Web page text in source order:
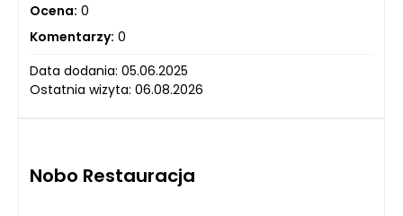
Ocena: 0
Komentarzy: 0
Data dodania: 05.06.2025
Ostatnia wizyta: 06.08.2026
Nobo Restauracja